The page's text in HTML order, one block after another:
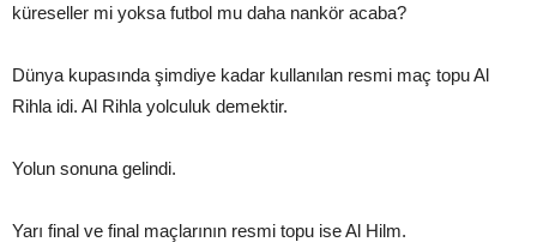
küreseller mi yoksa futbol mu daha nankör acaba?
Dünya kupasında şimdiye kadar kullanılan resmi maç topu Al
Rihla idi. Al Rihla yolculuk demektir.
Yolun sonuna gelindi.
Yarı final ve final maçlarının resmi topu ise Al Hilm.